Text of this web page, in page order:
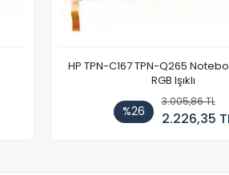
HP TPN-C167 TPN-Q265
RGB Işıklı
%26
3.005,86 TL
2.226,35